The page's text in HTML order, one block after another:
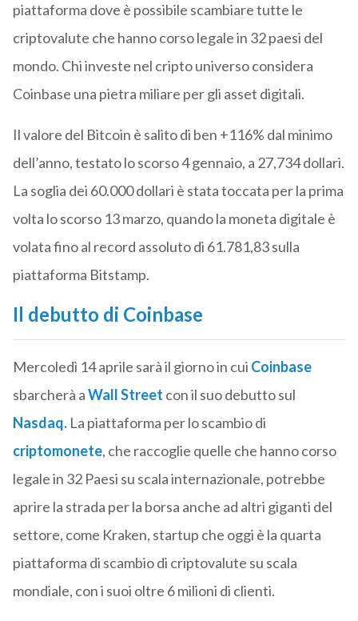
piattaforma dove è possibile scambiare tutte le
criptovalute che hanno corso legale in 32 paesi del
mondo. Chi investe nel cripto universo considera
Coinbase una pietra miliare per gli asset digitali.
Il valore del Bitcoin è salito di ben +116% dal minimo
dell’anno, testato lo scorso 4 gennaio, a 27,734 dollari.
La soglia dei 60.000 dollari è stata toccata per la prima
volta lo scorso 13 marzo, quando la moneta digitale è
volata fino al record assoluto di 61.781,83 sulla
piattaforma Bitstamp.
Il debutto di Coinbase
Mercoledì 14 aprile sarà il giorno in cui Coinbase
sbarcherà aWall Street con il suo debutto sul
Nasdaq. La piattaforma per lo scambio di
criptomonete, che raccoglie quelle che hanno corso
legale in 32 Paesi su scala internazionale, potrebbe
aprire la strada per la borsa anche ad altri giganti del
settore, come Kraken, startup che oggi è la quarta
piattaforma di scambio di criptovalute su scala
mondiale, con i suoi oltre 6 milioni di clienti.